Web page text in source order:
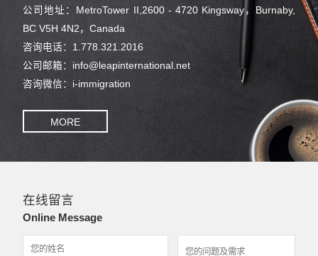
公司地址：MetroTower II,2600 - 4720 Kingsway，Burnaby,
BC V5H 4N2，Canada
咨询电话：1.778.321.2016
公司邮箱：info@leapinternational.net
咨询微信：i-immigration
MORE
在线留言
Online Message